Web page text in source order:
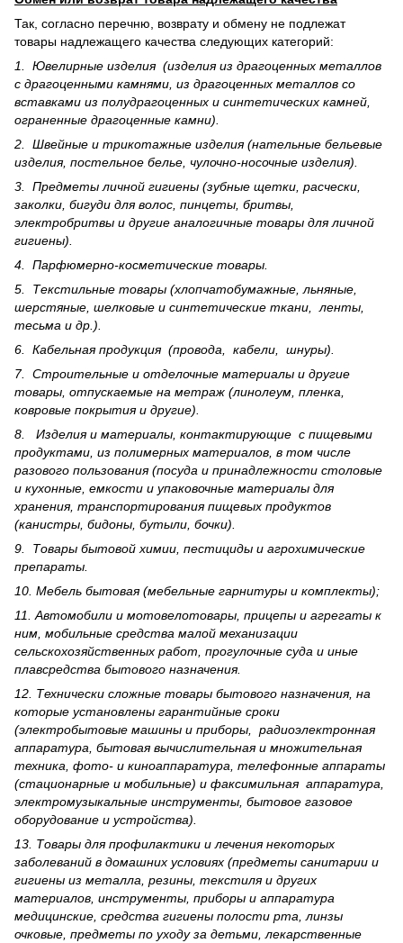
Так, согласно перечню, возврату и обмену не подлежат
товары надлежащего качества следующих категорий:
1. Ювелирные изделия (изделия из драгоценных металлов
с драгоценными камнями, из драгоценных металлов со
вставками из полудрагоценных и синте­тических камней,
ограненные драгоценные камни).
2. Швейные и трикотажные изделия (нательные бельевые
изделия, постельное белье, чулочно-носочные изделия).
3. Предметы личной гигиены (зубные щетки, расчески,
заколки, бигуди для волос, пинцеты, бритвы,
электробритвы и другие аналогичные товары для личной
гигиены).
4. Парфюмерно-косметические товары.
5. Текстильные товары (хлопчатобумажные, льняные,
шерс­тя­ные, шелковые и синтетические ткани, ленты,
тесьма и др.).
6. Кабельная продукция (провода, кабели, шнуры).
7. Строительные и отделочные материалы и другие
товары, отпускаемые на метраж (линолеум, пленка,
ковровые покрытия и другие).
8. Изделия и материалы, контактирующие с пищевыми
продуктами, из полимерных материалов, в том числе
разового пользования (посуда и принадлежности столовые
и кухонные, емкости и упаковочные материалы для
хранения, транспортирования пищевых продуктов
(канистры, бидоны, бутыли, бочки).
9. Товары бытовой химии, пестициды и агрохи­мические
препараты.
10. Мебель бытовая (мебельные гарнитуры и комплекты);
11. Автомобили и мотовелотовары, прицепы и агрегаты к
ним, мобильные средства малой механизации
сельскохозяйственных работ, прогулочные суда и иные
плавсредства бытового назначения.
12. Технически сложные товары бытового назна­чения, на
которые установлены гарантийные сроки
(электробытовые машины и приборы, радиоэлектронная
аппаратура, бытовая вычислительная и множительная
техника, фото- и киноаппаратура, телефонные аппараты
(стационарные и мобильные) и факсимильная аппаратура,
электрому­зыкальные инструменты, бытовое газовое
оборудование и устройства).
13. Товары для профилактики и лечения некоторых
заболеваний в домашних условиях (предметы санитарии и
гигиены из металла, резины, текстиля и других
материалов, инструменты, приборы и аппаратура
медицинские, средства гигиены полости рта, линзы
очковые, предметы по уходу за детьми, лекарственные